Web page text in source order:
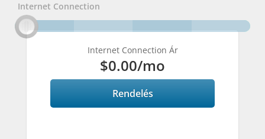
Internet Connection
Internet Connection Ár
$0.00/mo
Rendelés